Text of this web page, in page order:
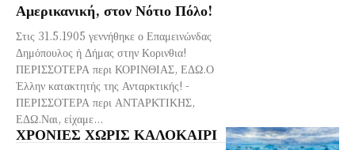
Αμερικανική, στον Νότιο Πόλο!
Στις 31.5.1905 γεννήθηκε ο Επαμεινώνδας
Δημόπουλος ή Δήμας στην Κορινθια!
ΠΕΡΙΣΣΟΤΕΡΑ περι ΚΟΡΙΝΘΙΑΣ, ΕΔΩ.Ο
Έλλην κατακτητής της Ανταρκτικής! -
ΠΕΡΙΣΣΟΤΕΡΑ περι ΑΝΤΑΡΚΤΙΚΗΣ,
ΕΔΩ.Ναι, είχαμε...
ΧΡΟΝΙΕΣ ΧΩΡΙΣ ΚΑΛΟΚΑΙΡΙ